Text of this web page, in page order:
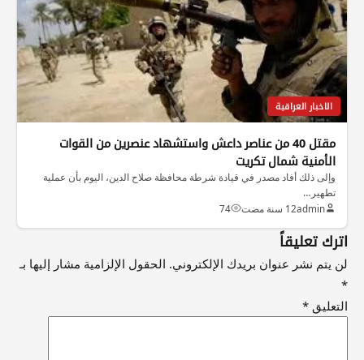
الاخبار العراقية
مقتل 40 من عناصر داعش واستشهاد عنصرين من القوات
الأمنية شمال تكريت
وإلى ذلك أفاد مصدر في قيادة شرطة محافظة صلاح الدين، اليوم بأن عملية
تطهير…
admin12 سنة مضت 74
اترك تعليقاً
لن يتم نشر عنوان بريدك الإلكتروني. الحقول الإلزامية مشار إليها بـ
*
التعليق *